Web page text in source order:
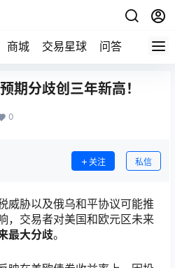
商城 交易星球 问答 专题
期分歧创三年新高！
0
关注 私信
威胁以及俄乌和平协议可能推
，交易者对美国和欧元区未来
最大分歧。